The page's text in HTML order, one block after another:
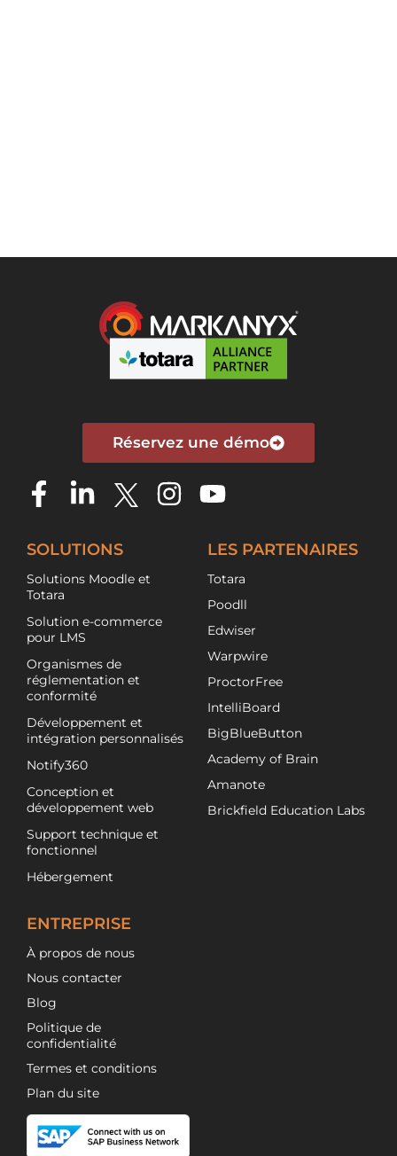
Réservez une démo
SOLUTIONS
Solutions Moodle et
Totara
Solution e-commerce
pour LMS
Organismes de
réglementation et
conformité
Développement et
intégration personnalisés
Notify360
Conception et
développement web
Support technique et
fonctionnel
Hébergement
LES PARTENAIRES
Totara
Poodll
Edwiser
Warpwire
ProctorFree
IntelliBoard
BigBlueButton
Academy of Brain
Amanote
Brickfield Education Labs
ENTREPRISE
À propos de nous
Nous contacter
Blog
Politique de
confidentialité
Termes et conditions
Plan du site